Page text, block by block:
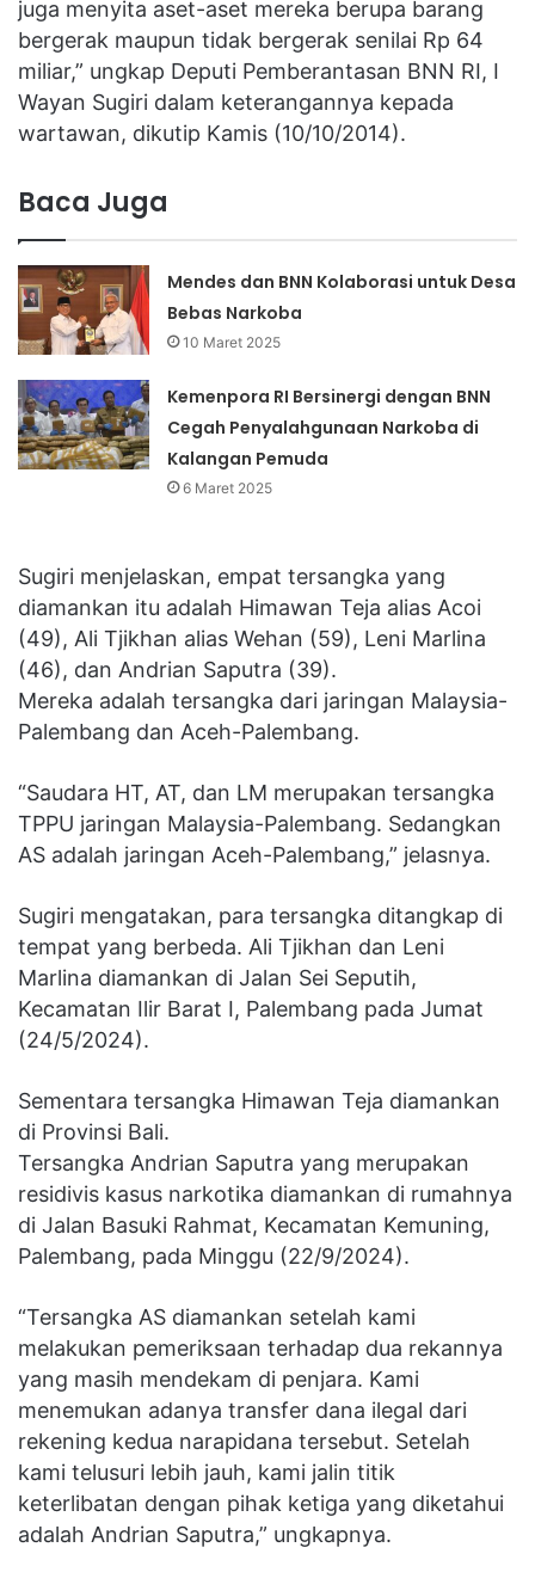
juga menyita aset-aset mereka berupa barang
bergerak maupun tidak bergerak senilai Rp 64
miliar,” ungkap Deputi Pemberantasan BNN RI, I
Wayan Sugiri dalam keterangannya kepada
wartawan, dikutip Kamis (10/10/2014).
Baca Juga
Mendes dan BNN Kolaborasi untuk Desa
Bebas Narkoba
10 Maret 2025
Kemenpora RI Bersinergi dengan BNN
Cegah Penyalahgunaan Narkoba di
Kalangan Pemuda
6 Maret 2025
Sugiri menjelaskan, empat tersangka yang
diamankan itu adalah Himawan Teja alias Acoi
(49), Ali Tjikhan alias Wehan (59), Leni Marlina
(46), dan Andrian Saputra (39).
Mereka adalah tersangka dari jaringan Malaysia-
Palembang dan Aceh-Palembang.
“Saudara HT, AT, dan LM merupakan tersangka
TPPU jaringan Malaysia-Palembang. Sedangkan
AS adalah jaringan Aceh-Palembang,” jelasnya.
Sugiri mengatakan, para tersangka ditangkap di
tempat yang berbeda. Ali Tjikhan dan Leni
Marlina diamankan di Jalan Sei Seputih,
Kecamatan Ilir Barat I, Palembang pada Jumat
(24/5/2024).
Sementara tersangka Himawan Teja diamankan
di Provinsi Bali.
Tersangka Andrian Saputra yang merupakan
residivis kasus narkotika diamankan di rumahnya
di Jalan Basuki Rahmat, Kecamatan Kemuning,
Palembang, pada Minggu (22/9/2024).
“Tersangka AS diamankan setelah kami
melakukan pemeriksaan terhadap dua rekannya
yang masih mendekam di penjara. Kami
menemukan adanya transfer dana ilegal dari
rekening kedua narapidana tersebut. Setelah
kami telusuri lebih jauh, kami jalin titik
keterlibatan dengan pihak ketiga yang diketahui
adalah Andrian Saputra,” ungkapnya.